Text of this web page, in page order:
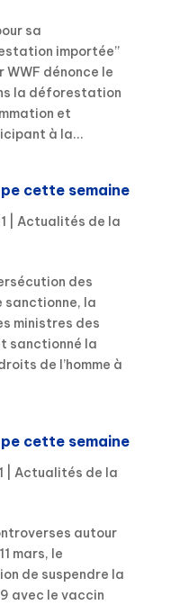
sa
importée”
WWF dénonce le
la déforestation
et
à la...
cette semaine
Actualités de la
des
sanctionne, la
ministres des
sanctionné la
de l’homme à
cette semaine
Actualités de la
autour
mars, le
de suspendre la
avec le vaccin